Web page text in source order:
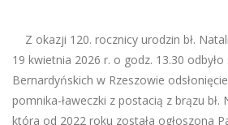
Z okazji 120. rocznicy urodzin bł.
19 kwietnia 2026 r. o godz. 13.30
Bernardyńskich w Rzeszowie
pomnika-ławeczki z postacią z brązu bł.
która od 2022 roku została ogłoszona